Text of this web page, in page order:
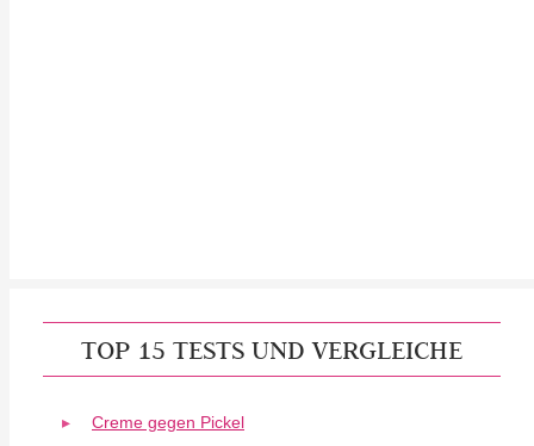
TOP 15 TESTS UND VERGLEICHE
Creme gegen Pickel